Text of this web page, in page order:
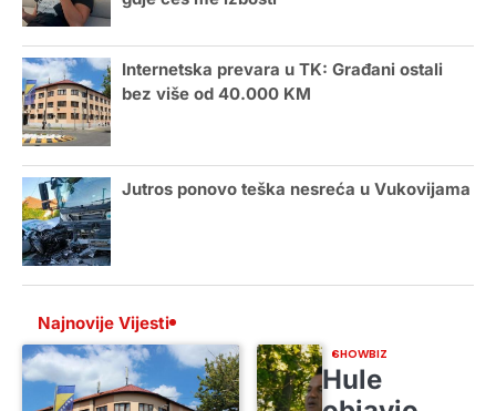
Internetska prevara u TK: Građani ostali
bez više od 40.000 KM
Jutros ponovo teška nesreća u Vukovijama
Najnovije Vijesti
SHOWBIZ
Hule